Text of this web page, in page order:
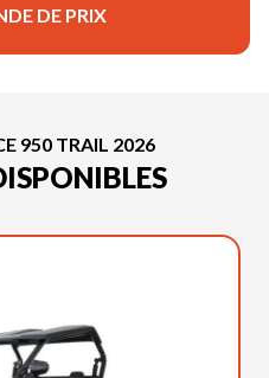
DE PRIX
950 TRAIL 2026